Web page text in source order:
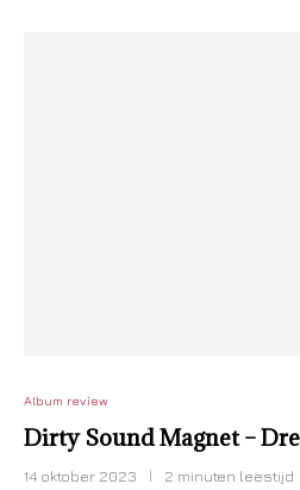
Album review
Dirty Sound Magnet –
14 oktober 2023 2 minuten leestijd